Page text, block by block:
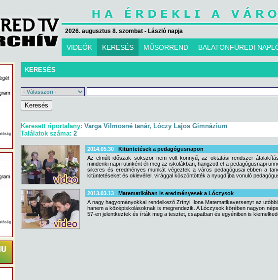
2026. augusztus 8. szombat - László napja
VIDEÓK KERESÉS MŰSORREND BALATONFÜREDI
KERESÉS
Keresett riportalany: Varga Vilmosné tanár, Lóczy Lajos Gimnázium
Találatok száma: 2
2014.05.30
Kitüntetések a pedagógusnapon
Az elmúlt időszak sokszor nem volt könnyű, az oktatási rendszer
mindenki napi rutinként éli meg az iskolákban, hangzott el a pedagógusnapi
sikeres és eredményes munkát végeztek a város pedagógusai ebben a
kitüntetéseket és oklevéllel, virággal köszöntötték a nyugdíjba vonuló
2013.03.13
Matematikában is eredményesek a Lóczysok
A nagy hagyományokkal rendelkező Zrínyi Ilona Matematikaversenyt az
hanem a középiskolásoknak is megrendezik. A Lóczysok körében nagyon
57-en jelentkeztek és írták meg a tesztet, csapatban és egyéniben is